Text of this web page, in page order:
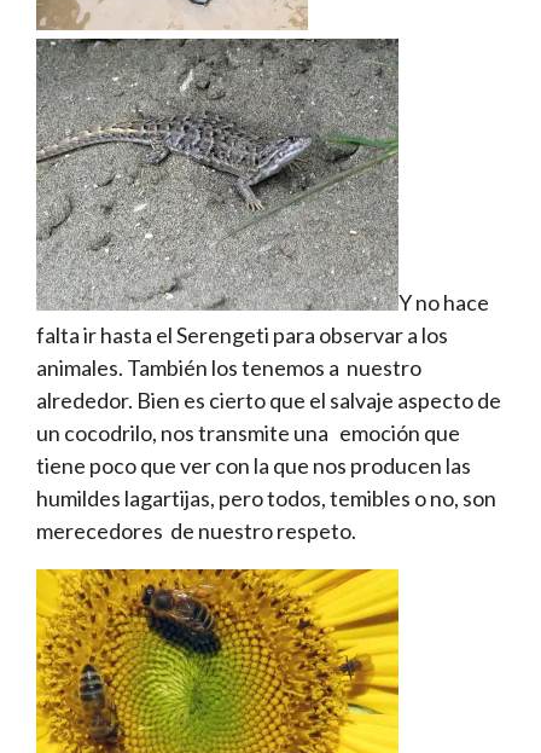
Y no hace
falta ir hasta el Serengeti para observar a los
animales. También los tenemos a nuestro
alrededor. Bien es cierto que el salvaje aspecto de
un cocodrilo, nos transmite una emoción que
tiene poco que ver con la que nos producen las
humildes lagartijas, pero todos, temibles o no, son
merecedores de nuestro respeto.